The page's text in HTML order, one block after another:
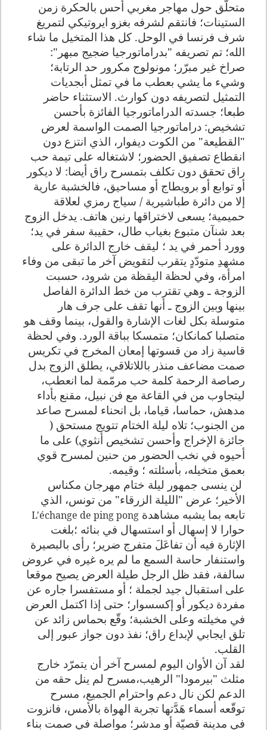
متحلّق حول مهاجر مغربي أحس بالحكرة زمن
الستينات؛ فانتقم لشرفه بغزو ايروتيكي لتمريغ
شرف فرنسا في الوحل. كل هذا المتخيل ما شاء
الله؛ تم تصريفه "بدراماتورجيا ضجيج مبهر":
صراخ غير مبرّر؛ مونولوج مكرور حد الرتابة؛
وشيء ما يشي بعطب ما في تمثل أبجديات
التمثيل لتصريفه دون كوارث. الاستثناء حاضر
طبعا؛ جسدته الدراماتورجيا الفائزة بأحسن
تشخيص: دراماتورجيا الصمت الواسمة لعرض
"القطيعة" من الكوت ديفوار، الذي انتزع دون
انقطاع تصفيق الحضور؛ لاشتغاله على تيمة حب
راق تحقق دون تكلف بتمسرح راق أيضا: لا ديكور
أو توابع أو برويطاج أو مساحيق، فالخشبة عارية
إلا من دائرة طباشيرية / سياج رمزي لعلاقة
حميمية؛ يسعى لاختراقها رنين هاتف. يدخل الزوج
بعد شنآن متبوع بغياب طال، حقيبة سفر في يد؛
وورد أحمر في يد ؛ ليقف خارج الدائرة على
مشهدِ متودّدٍ يتقرب لتقويض آخر ما تبقى من وفاء
امرأة، وفي لحظة اليقظة من شرود، حسبت
الزوجة ـ وهي تقترب من خط الدائرة الفاصل
بينها وبين الزوج ـ أنها تقف على جرف هار
متوسلة بكل لغات الإشارة والقول، بينما وقف هو
متصلبا كمانكان؛ متمسكا بباقة الورد. وفي لحظة
قاسية زاد من قسوتها إمعان المخرج في تكريس
صمت مضاعف منذر باللاتلاقي، يطلق الزوج بدل
رصاصة الرحمة كلمة حب مرمّمة لما انعطب،
ليتجاوب من في القاعة مع فن نبيل، مقنع بأداء
مدهش، حماسا، قياما، بل انحناء لمسرح صاعد
من الجنوب؛ تلاه ليلة الختام تتويج مستحق (
جائزة الإخراج وأحسن تشخيص أنثوي) على ما
أحيوه في نخب الحضور من حنين لمسرح قوي
بعمق متخيله، بأسئلته ؛ وقيمه.
لن ينسى جمهور ليلة ختام مهرجان مكناس
الأخير؛ عرض "الليلة الزرقاء" من تونس، الذي
تابعه بما يشبه مشاهدة L'échange de ping pong
حوارا لا إسهال أو استسهال في بنائه ؛بلغت
الإثارة فيه أن تفاعَلَ متفرج ضرير؛ رأى بالبصيرة
واستنفار حاسة السمع ما لم يره غيره في عروض
سالفة، فقد ظل الرجل طيلة العرض يصيح موقعا
على استقبال جيد لجملة ؛ أو مستفسرا جاره عن
مفردة ديكور أو إكسسوار؛ حتى إذا اكتمل العرض
في مخيلته وعلى الخشبة؛ وقّع بحماس زائد عن
تلق ايجابي لإبداع راق؛ نفذ دون جواز عبور إلى
القلب.
لقد آن الأوان اليوم لمسرح آخر أن يتمرّد خارج
مثلث "بيرمودا" الرهيب،مسرح لم ينل حقه من
الدعم لكن نال دعم واحترام الجميع، مسرح
توقّعه أسماء هَدَّتها تجربة الهواة بالأمس، فانزوت
في مدينة قصيّة أو مدشر؛ مواصلة في صمت بناء